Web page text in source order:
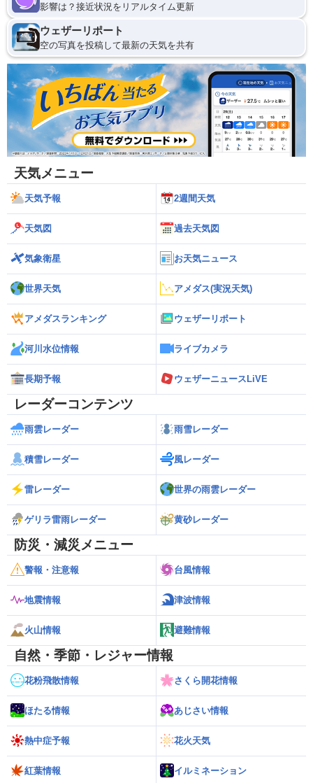
影響は？接近状況をリアルタイム更新
ウェザーリポート
空の写真を投稿して最新の天気を共有
天気メニュー
天気予報 2週間天気
天気図 過去天気図
気象衛星 お天気ニュース
世界天気 アメダス(実況天気)
アメダスランキング ウェザーリポート
河川水位情報 ライブカメラ
長期予報 ウェザーニュースLiVE
レーダーコンテンツ
雨雲レーダー 雨雪レーダー
積雪レーダー 風レーダー
雷レーダー 世界の雨雲レーダー
ゲリラ雷雨レーダー 黄砂レーダー
防災・減災メニュー
警報・注意報 台風情報
地震情報 津波情報
火山情報 避難情報
自然・季節・レジャー情報
花粉飛散情報 さくら開花情報
ほたる情報 あじさい情報
熱中症予報 花火天気
紅葉情報 イルミネーション